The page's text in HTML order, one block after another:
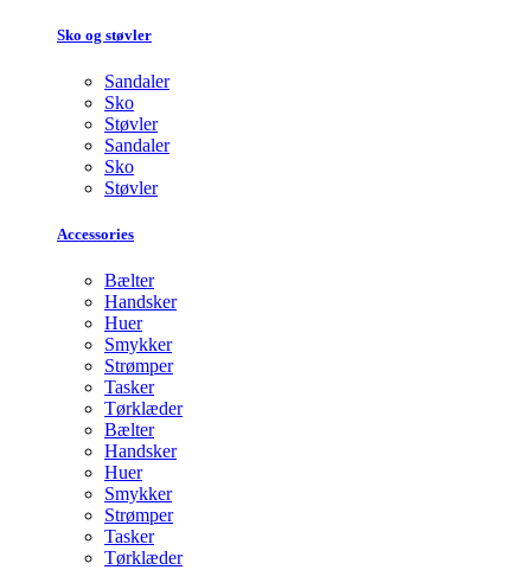
Sko og støvler
Sandaler
Sko
Støvler
Sandaler
Sko
Støvler
Accessories
Bælter
Handsker
Huer
Smykker
Strømper
Tasker
Tørklæder
Bælter
Handsker
Huer
Smykker
Strømper
Tasker
Tørklæder